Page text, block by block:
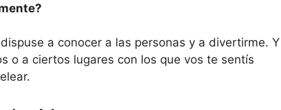
a conocer a las personas y a divertirme. Y
o a ciertos lugares con los que vos te sentís